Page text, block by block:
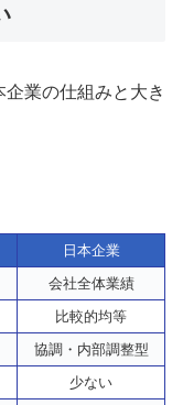
業の仕組みと大き
日本企業
会社全体業績
比較的均等
協調・内部調整型
少ない